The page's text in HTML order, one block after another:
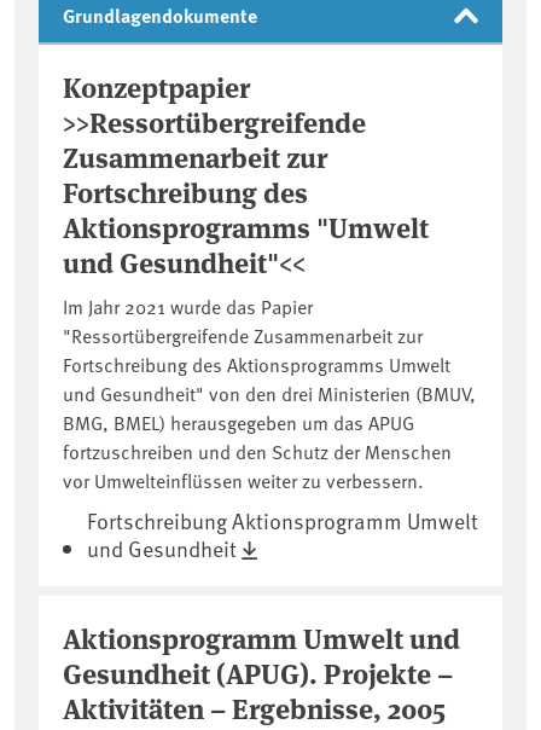
Grundlagendokumente
Konzeptpapier
>>Ressortübergreifende
Zusammenarbeit zur
Fortschreibung des
Aktionsprogramms "Umwelt
und Gesundheit"<<
Im Jahr 2021 wurde das Papier
"Ressortübergreifende Zusammenarbeit zur
Fortschreibung des Aktionsprogramms Umwelt
und Gesundheit" von den drei Ministerien (BMUV,
BMG, BMEL) herausgegeben um das APUG
fortzuschreiben und den Schutz der Menschen
vor Umwelteinflüssen weiter zu verbessern.
Fortschreibung Aktionsprogramm Umwelt
und Gesundheit
Aktionsprogramm Umwelt und
Gesundheit (APUG). Projekte –
Aktivitäten – Ergebnisse, 2005